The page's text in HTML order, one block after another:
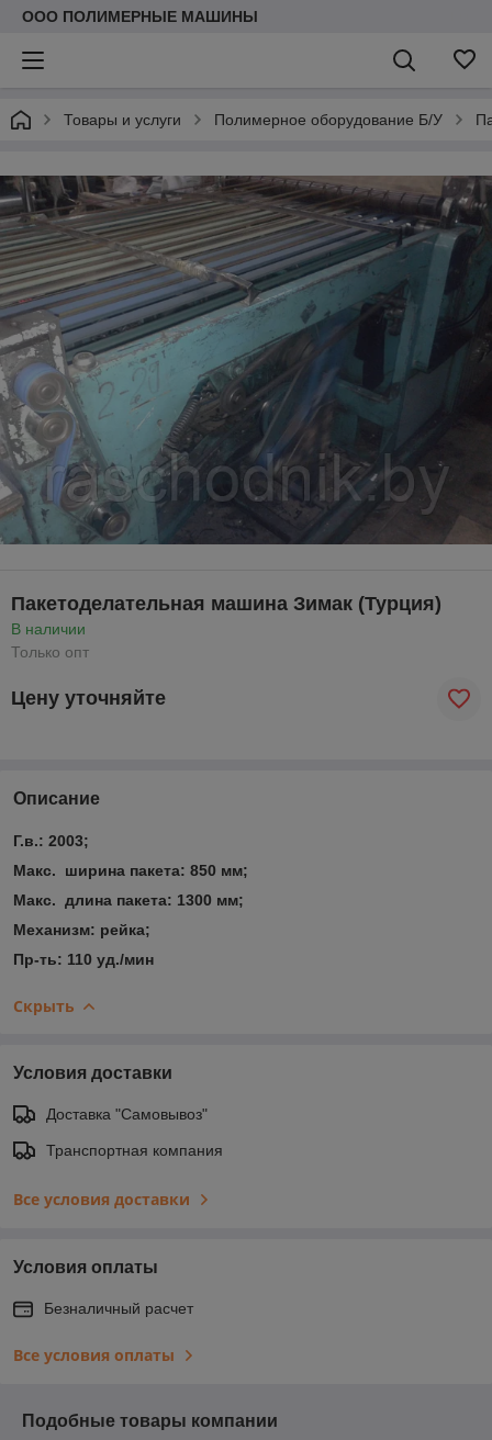
ООО ПОЛИМЕРНЫЕ МАШИНЫ
Товары и услуги Полимерное оборудование Б/У
Пакетоделательная машина Зимак (Турция)
В наличии
Только опт
Цену уточняйте
Описание
Г.в.: 2003;
Макс. ширина пакета: 850 мм;
Макс. длина пакета: 1300 мм;
Механизм: рейка;
Пр-ть: 110 уд./мин
Скрыть
Условия доставки
Доставка "Самовывоз"
Транспортная компания
Все условия доставки
Условия оплаты
Безналичный расчет
Все условия оплаты
Подобные товары компании